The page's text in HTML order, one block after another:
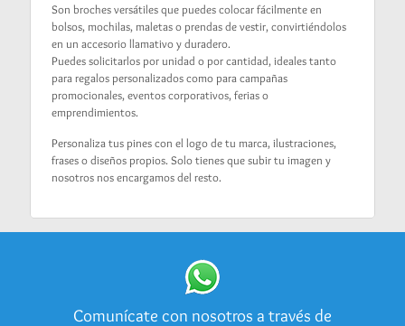
Son broches versátiles que puedes colocar fácilmente en
bolsos, mochilas, maletas o prendas de vestir, convirtiéndolos
en un accesorio llamativo y duradero.
Puedes solicitarlos por unidad o por cantidad, ideales tanto
para regalos personalizados como para campañas
promocionales, eventos corporativos, ferias o
emprendimientos.
Personaliza tus pines con el logo de tu marca, ilustraciones,
frases o diseños propios. Solo tienes que subir tu imagen y
nosotros nos encargamos del resto.
Comunícate con nosotros a través de